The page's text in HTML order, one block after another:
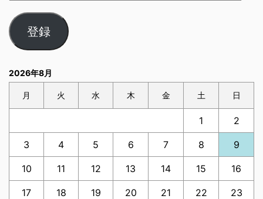
登録
2026年8月
月 火 水 木 金 土 日
1 2
3 4 5 6 7 8 9
10 11 12 13 14 15 16
17 18 19 20 21 22 23